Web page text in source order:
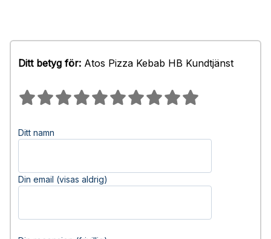
Ditt betyg för: Atos Pizza Kebab HB Kundtjänst
Ditt namn
Din email (visas aldrig)